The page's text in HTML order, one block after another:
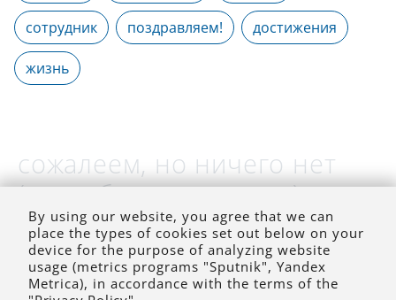
сотрудник поздравляем! достижения
жизнь
сожалеем, но ничего нет
(на выбранное время)
By using our website, you agree that we can
place the types of cookies set out below on your
device for the purpose of analyzing website
usage (metrics programs "Sputnik", Yandex
Metrica), in accordance with the terms of the